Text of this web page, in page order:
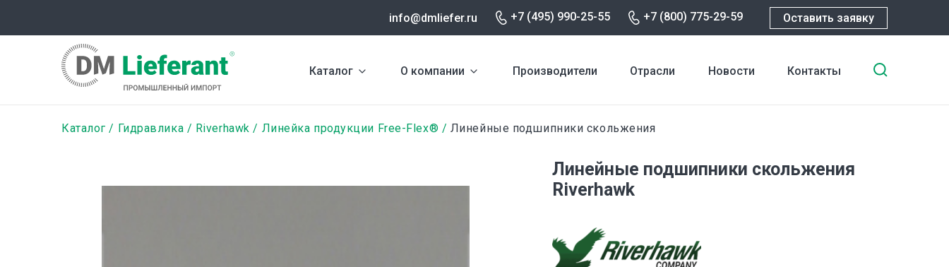
содержанию
info@dmliefer.ru +7 (495) 990-25-55 +7 (800) 775-29-59 Оставить заявку
Каталог О компании Производители Отрасли Новости Контакты
Строка
Каталог Гидравлика Riverhawk Линейка продукции Free-Flex® Линейные подшипники скольжения
Линейные подшипники скольжения
Riverhawk